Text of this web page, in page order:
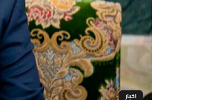
اخبار